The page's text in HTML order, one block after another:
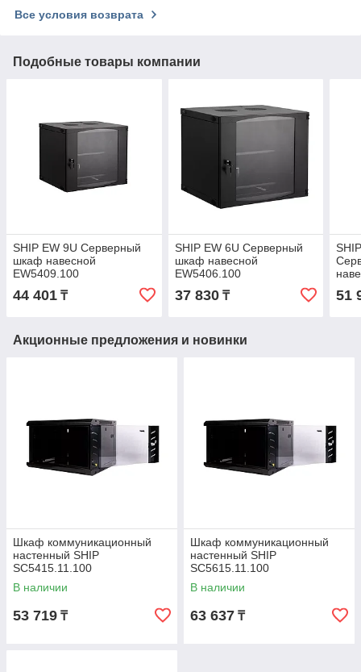
Все условия возврата
Подобные товары компании
SHIP EW 9U Серверный
шкаф навесной
EW5409.100
44 401 ₸
SHIP EW 6U Серверный
шкаф навесной
EW5406.100
37 830₸ 51
Акционные предложения и новинки
Шкаф коммуникационный
настенный SHIP
SC5415.11.100
В наличии
53 719 ₸
Шкаф коммуникационный
настенный SHIP
SC5615.11.100
В наличии
63 637 ₸